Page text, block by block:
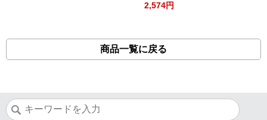
2,574円
商品一覧に戻る